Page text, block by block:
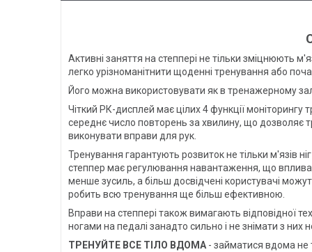
Активні заняття на степпері не тільки зміцнюють
легко урізноманітнити щоденні тренування або
Його можна використовувати як в тренажерному
Чіткий РК-дисплей має цілих 4 функції моніторингу
середнє число повторень за хвилину, що дозволяє
виконувати вправи для рук.
Тренування гарантують розвиток не тільки м'язів
степпер має регулювання навантаження, що
менше зусиль, а більш досвідчені користувачі
робить всю тренування ще більш ефективною.
Вправи на степпері також вимагають відповідної
ногами на педалі занадто сильно і не знімати з
ТРЕНУЙТЕ ВСЕ ТІЛО ВДОМА- займатися вдома не